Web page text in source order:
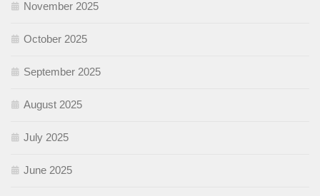
November 2025
October 2025
September 2025
August 2025
July 2025
June 2025